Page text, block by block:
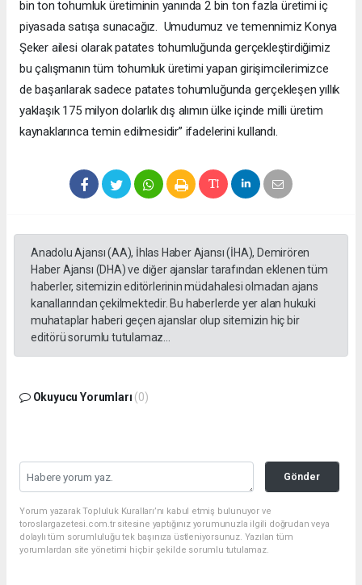
bin ton tohumluk üretiminin yanında 2 bin ton fazla üretimi iç
piyasada satışa sunacağız. Umudumuz ve temennimiz Konya
Şeker ailesi olarak patates tohumluğunda gerçekleştirdiğimiz
bu çalışmanın tüm tohumluk üretimi yapan girişimcilerimizce
de başarılarak sadece patates tohumluğunda gerçekleşen yıllık
yaklaşık 175 milyon dolarlık dış alımın ülke içinde milli üretim
kaynaklarınca temin edilmesidir” ifadelerini kullandı.
Anadolu Ajansı (AA), İhlas Haber Ajansı (İHA), Demirören
Haber Ajansı (DHA) ve diğer ajanslar tarafından eklenen tüm
haberler, sitemizin editörlerinin müdahalesi olmadan ajans
kanallarından çekilmektedir. Bu haberlerde yer alan hukuki
muhataplar haberi geçen ajanslar olup sitemizin hiç bir
editörü sorumlu tutulamaz...
Okuyucu Yorumları (0)
Gönder
Yorum yazarak Topluluk Kuralları’nı kabul etmiş bulunuyor ve
toroslargazetesi.com.tr sitesine yaptığınız yorumunuzla ilgili doğrudan veya
dolaylı tüm sorumluluğu tek başınıza üstleniyorsunuz. Yazılan tüm
yorumlardan site yönetimi hiçbir şekilde sorumlu tutulamaz.